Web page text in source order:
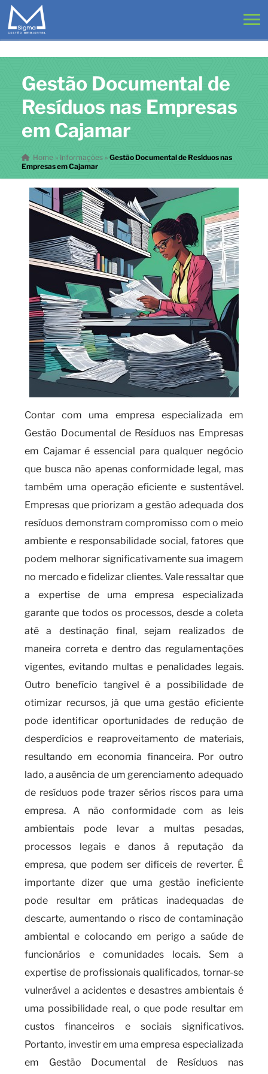
Gestão Documental de
Resíduos nas Empresas
em Cajamar
Home» Informações » Gestão Documental de Resíduos nas
Empresas em Cajamar
Contar com uma empresa especializada em
Gestão Documental de Resíduos nas Empresas
em Cajamar é essencial para qualquer negócio
que busca não apenas conformidade legal, mas
também uma operação eficiente e sustentável.
Empresas que priorizam a gestão adequada dos
resíduos demonstram compromisso com o meio
ambiente e responsabilidade social, fatores que
podem melhorar significativamente sua imagem
no mercado e fidelizar clientes. Vale ressaltar que
a expertise de uma empresa especializada
garante que todos os processos, desde a coleta
até a destinação final, sejam realizados de
maneira correta e dentro das regulamentações
vigentes, evitando multas e penalidades legais.
Outro benefício tangível é a possibilidade de
otimizar recursos, já que uma gestão eficiente
pode identificar oportunidades de redução de
desperdícios e reaproveitamento de materiais,
resultando em economia financeira. Por outro
lado, a ausência de um gerenciamento adequado
de resíduos pode trazer sérios riscos para uma
empresa. A não conformidade com as leis
ambientais pode levar a multas pesadas,
processos legais e danos à reputação da
empresa, que podem ser difíceis de reverter. É
importante dizer que uma gestão ineficiente
pode resultar em práticas inadequadas de
descarte, aumentando o risco de contaminação
ambiental e colocando em perigo a saúde de
funcionários e comunidades locais. Sem a
expertise de profissionais qualificados, tornar-se
vulnerável a acidentes e desastres ambientais é
uma possibilidade real, o que pode resultar em
custos financeiros e sociais significativos.
Portanto, investir em uma empresa especializada
em Gestão Documental de Resíduos nas